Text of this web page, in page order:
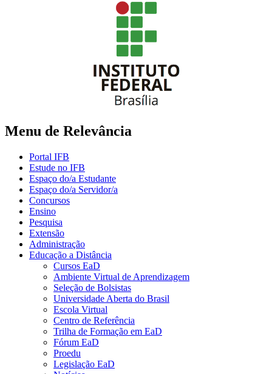
Menu de Relevância
Portal IFB
Estude no IFB
Espaço do/a Estudante
Espaço do/a Servidor/a
Concursos
Ensino
Pesquisa
Extensão
Administração
Educação a Distância
Cursos EaD
Ambiente Virtual de Aprendizagem
Seleção de Bolsistas
Universidade Aberta do Brasil
Escola Virtual
Centro de Referência
Trilha de Formação em EaD
Fórum EaD
Proedu
Legislação EaD